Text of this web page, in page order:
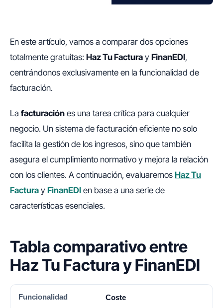
En este artículo, vamos a comparar dos opciones
totalmente gratuitas: Haz Tu Factura y FinanEDI,
centrándonos exclusivamente en la funcionalidad de
facturación.
La facturación es una tarea crítica para cualquier
negocio. Un sistema de facturación eficiente no solo
facilita la gestión de los ingresos, sino que también
asegura el cumplimiento normativo y mejora la relación
con los clientes. A continuación, evaluaremos Haz Tu
Factura y FinanEDI en base a una serie de
características esenciales.
Tabla comparativo entre
Haz Tu Factura y FinanEDI
FUNCIONALIDAD HAZ TU FACTURA
Coste